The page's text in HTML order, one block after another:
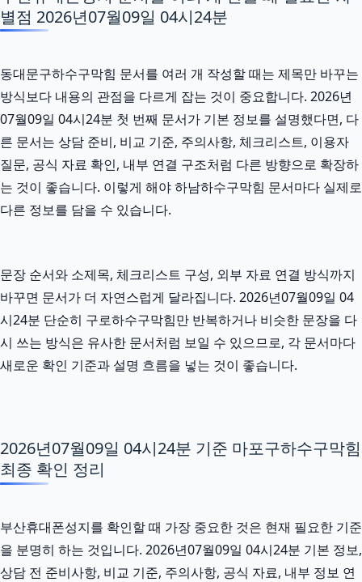
별점 2026년07월09일 04시24분
동대문구하수구막힘 문서를 여러 개 작성할 때는 제목만 바꾸는
방식보다 내용의 관점을 다르게 잡는 것이 중요합니다. 2026년
07월09일 04시24분 첫 번째 문서가 기본 정보를 설명했다면, 다
른 문서는 상담 준비, 비교 기준, 주의사항, 체크리스트, 이용자
질문, 공식 자료 확인, 내부 연결 구조처럼 다른 방향으로 확장하
는 것이 좋습니다. 이렇게 해야 하남하수구막힘 문서마다 실제로
다른 정보를 담을 수 있습니다.
문장 순서와 소제목, 체크리스트 구성, 외부 자료 연결 방식까지
바꾸면 문서가 더 자연스럽게 달라집니다. 2026년07월09일 04
시24분 단순히 구로하수구막힘만 반복하거나 비슷한 문장을 다
시 쓰는 방식은 유사한 문서처럼 보일 수 있으므로, 각 문서마다
새로운 확인 기준과 설명 흐름을 넣는 것이 좋습니다.
2026년07월09일 04시24분 기준 마포구하수구막힘
최종 확인 정리
부산휴대폰성지를 확인할 때 가장 중요한 것은 현재 필요한 기준
을 분명히 하는 것입니다. 2026년07월09일 04시24분 기본 정보,
상담 전 준비사항, 비교 기준, 주의사항, 공식 자료, 내부 정보 연